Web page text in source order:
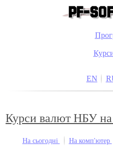
EN
Курси валют НБУ на
На сьогодні На комп'ютер